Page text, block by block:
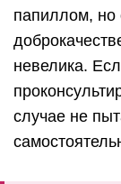
папиллом, но
невелика.
случае не